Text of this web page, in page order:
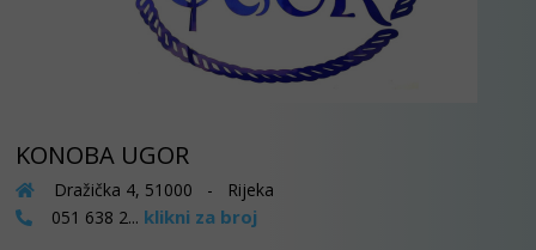
KONOBA UGOR
Dražička 4, 51000 - Rijeka
051 638 2... klikni za broj